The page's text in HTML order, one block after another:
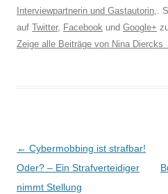
Interviewpartnerin und Gastautorin,.
auf Twitter, Facebook und Google+
Zeige alle Beiträge von Nina Diercks
Beitrags-
Navigation
← Cybermobbing ist strafbar!
Oder? – Ein Strafverteidiger
nimmt Stellung